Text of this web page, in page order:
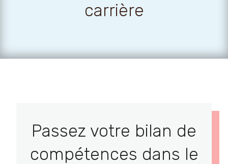
carrière
Passez votre bilan de
compétences dans le